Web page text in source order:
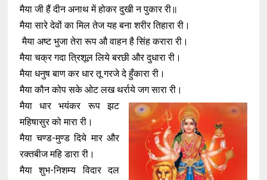
मैया जी हैं दीन अनाथ में होकर दुखी न पुकार री॥
मैया सारे देवों का मिल तेज यह बना शरीर तिहारा री।
मैया अष्ट भुजा तेरा रूप औ वाहन है सिंह करारा री।
मैया चक्र गदा त्रिशूल लिये बरछी और दुधारा री।
मैया धनुष बाण कर धार तू गरजे दे हुँकारा री।
मैया कौन कोप सके ओट लख थर्राये जग सारा री।
मैया धार भयंकर रूप झट
महिषासुर को मारा री।
मैया चण्ड-मुण्ड दिये मार और
रक्तबीज महि डारा री।
मैया शुभ-निशम्य विदार दल